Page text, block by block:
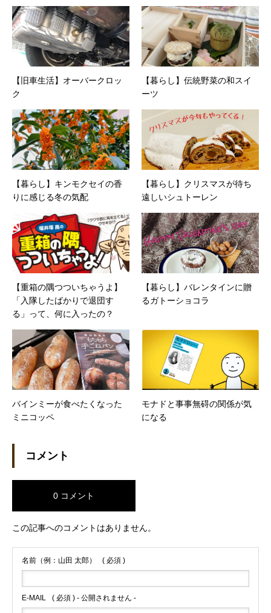
【旧車生活】オーバークロッ
ク
【暮らし】伝統野菜の和スイ
ーツ
【暮らし】キンモクセイの香
りに感じる冬の気配
【暮らし】クリスマスが待ち
遠しいシュトーレン
【重箱の隅つついちゃうよ】
「入隊したばかりで退団す
る」って、何に入ったの？
【暮らし】バレンタインに贈
るガトーショコラ
バインミーが食べたくなった
ミニコッペ
モナドと事事無碍の関係が気
になる
コメント
0 コメント
この記事へのコメントはありません。
名前（例：山田 太郎） ( 必須 )
E-MAIL ( 必須 ) - 公開されません -